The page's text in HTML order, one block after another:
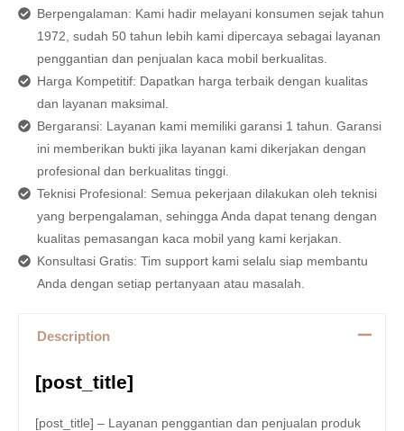
Berpengalaman: Kami hadir melayani konsumen sejak tahun
1972, sudah 50 tahun lebih kami dipercaya sebagai layanan
penggantian dan penjualan kaca mobil berkualitas.
Harga Kompetitif: Dapatkan harga terbaik dengan kualitas
dan layanan maksimal.
Bergaransi: Layanan kami memiliki garansi 1 tahun. Garansi
ini memberikan bukti jika layanan kami dikerjakan dengan
profesional dan berkualitas tinggi.
Teknisi Profesional: Semua pekerjaan dilakukan oleh teknisi
yang berpengalaman, sehingga Anda dapat tenang dengan
kualitas pemasangan kaca mobil yang kami kerjakan.
Konsultasi Gratis: Tim support kami selalu siap membantu
Anda dengan setiap pertanyaan atau masalah.
Description
[post_title]
[post_title] – Layanan penggantian dan penjualan produk